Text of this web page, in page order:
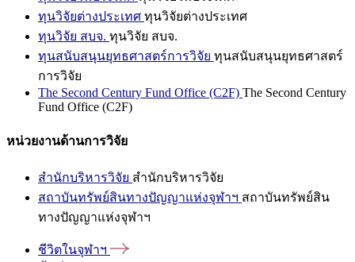
ทุนวิจัยต่างประเทศ ทุนวิจัยต่างประเทศ
ทุนวิจัย สบจ. ทุนวิจัย สบจ.
ทุนสนับสนุนยุทธศาสตร์การวิจัย ทุนสนับสนุนยุทธศาสตร์
การวิจัย
The Second Century Fund Office (C2F) The Second Century
Fund Office (C2F)
หน่วยงานด้านการวิจัย
สำนักบริหารวิจัย สำนักบริหารวิจัย
สถาบันทรัพย์สินทางปัญญาแห่งจุฬาฯ สถาบันทรัพย์สิน
ทางปัญญาแห่งจุฬาฯ
ชีวิตในจุฬาฯ